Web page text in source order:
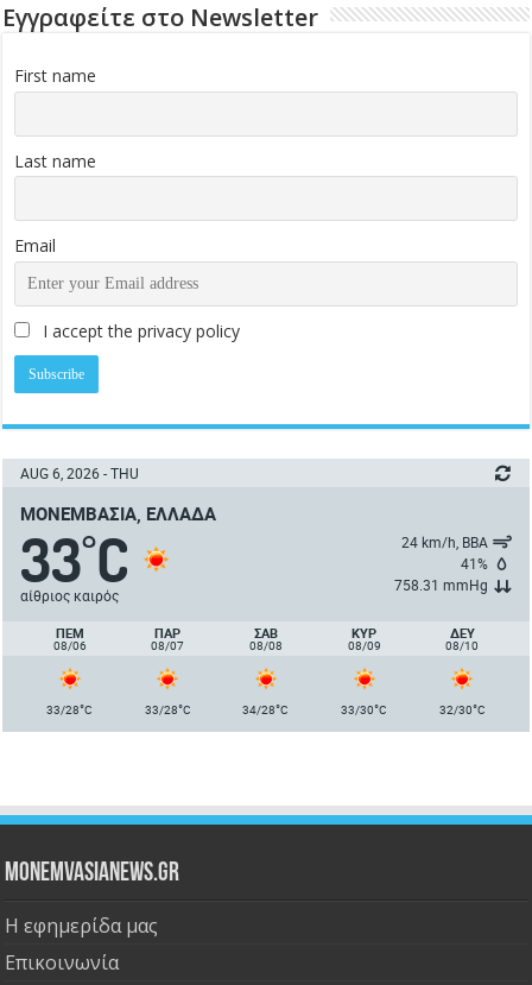
Εγγραφείτε στο Newsletter
First name
Last name
Email
I accept the privacy policy
AUG 6, 2026 - THU
ΜΟΝΕΜΒΑΣΙΆ, ΕΛΛΆΔΑ
33°C
αίθριος καιρός
24 km/h, ΒΒΑ
41%
758.31 mmHg
ΠΈΜ
08/06
ΠΑΡ
08/07
ΣΑΒ
08/08
ΚΥΡ
08/09
ΔΕΥ
08/10
33/28°C 33/28°C 34/28°C 33/30°C 32/30°C
Monemvasianews.gr
Η εφημερίδα μας
Επικοινωνία